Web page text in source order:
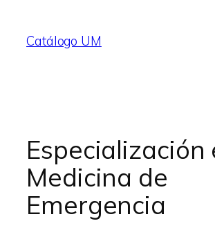
contenido
Catálogo UM
Especialización
Medicina de
Emergencia